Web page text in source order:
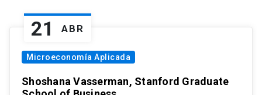
21 ABR
Microeconomía Aplicada
Shoshana Vasserman, Stanford Graduate